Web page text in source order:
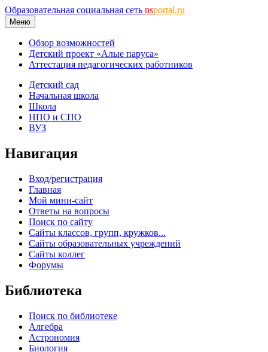
Образовательная социальная сеть nsportal.ru
Меню
Обзор возможностей
Детский проект «Алые паруса»
Аттестация педагогических работников
Детский сад
Начальная школа
Школа
НПО и СПО
ВУЗ
Навигация
Вход/регистрация
Главная
Мой мини-сайт
Ответы на вопросы
Поиск по сайту
Сайты классов, групп, кружков...
Сайты образовательных учреждений
Сайты коллег
Форумы
Библиотека
Поиск по библиотеке
Алгебра
Астрономия
Биология